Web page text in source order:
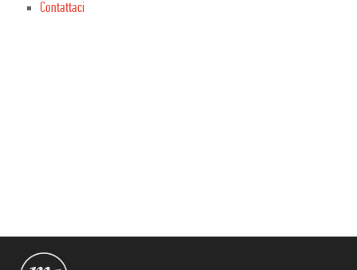
Contattaci